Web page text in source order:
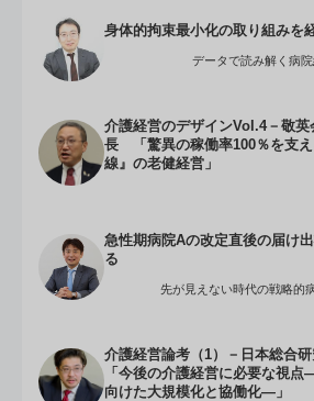
身体的拘束最小化の取り組みを
データで読み解く病
介護経営のデザインVol.4－敬英
長 「驚異の稼働率100％を支え
線』の老健経営」
急性期病院Aの改定直後の届け
る
先が見えない時代の戦略的
介護経営論考（1）－日本総合
「今後の介護経営に必要な視
向けた大規模化と協働化―」